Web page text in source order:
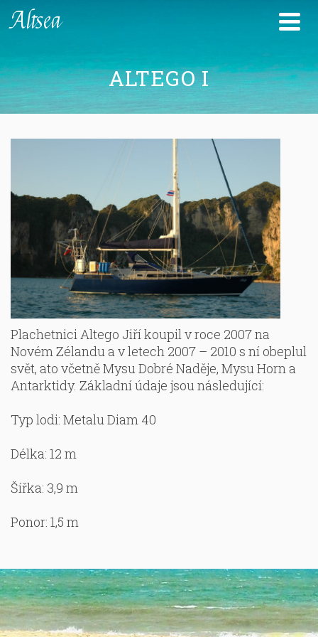
Altsea
ALTEGO I
Plachetnici Altego Jiří koupil v roce 2007 na
Novém Zélandu a v letech 2007 – 2010 s ní obeplul
svět, ato včetně Mysu Dobré Naděje, Mysu Horn a
Antarktidy. Základní údaje jsou následující:
Typ lodi: Metalu Diam 40
Délka: 12 m
Šířka: 3,9 m
Ponor: 1,5 m